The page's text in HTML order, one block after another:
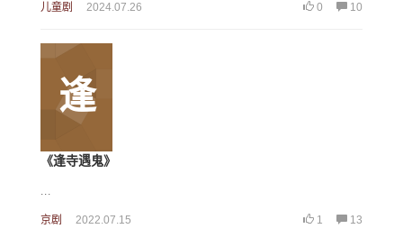
儿童剧 2024.07.26 0 10
逢
《逢寺遇鬼》
...
京剧 2022.07.15 1 13